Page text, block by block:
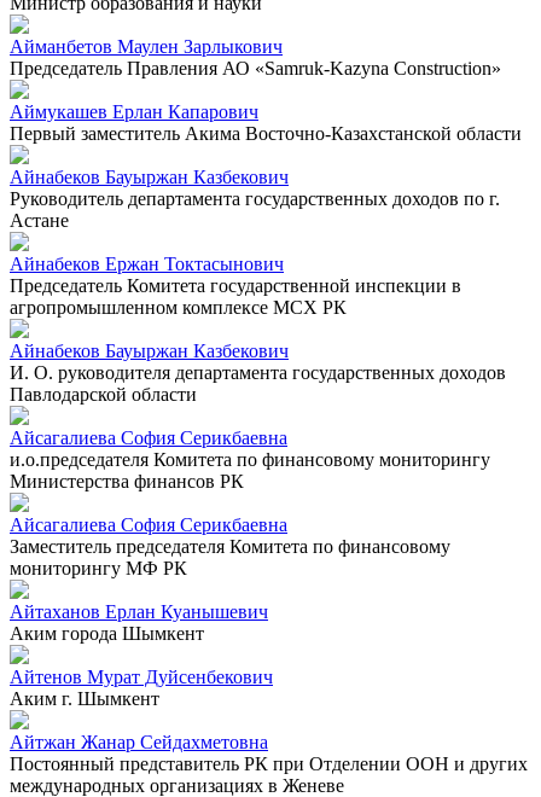
Айманбетов Маулен Зарлыкович
Председатель Правления АО «Samruk-Kazyna Construction»
Аймукашев Ерлан Капарович
Первый заместитель Акима Восточно-Казахстанской области
Айнабеков Бауыржан Казбекович
Руководитель департамента государственных доходов по г.
Астане
Айнабеков Ержан Токтасынович
Председатель Комитета государственной инспекции в
агропромышленном комплексе МСХ РК
Айнабеков Бауыржан Казбекович
И. О. руководителя департамента государственных доходов
Павлодарской области
Айсагалиева София Серикбаевна
и.о.председателя Комитета по финансовому мониторингу
Министерства финансов РК
Айсагалиева София Серикбаевна
Заместитель председателя Комитета по финансовому
мониторингу МФ РК
Айтаханов Ерлан Куанышевич
Аким города Шымкент
Айтенов Мурат Дуйсенбекович
Аким г. Шымкент
Айтжан Жанар Сейдахметовна
Постоянный представитель РК при Отделении ООН и других
международных организациях в Женеве